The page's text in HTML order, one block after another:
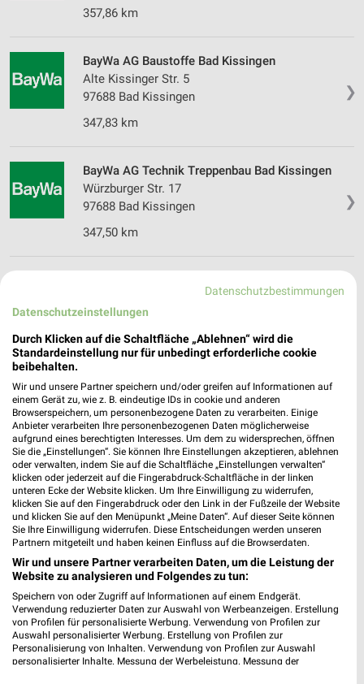
357,86 km
❯
BayWa AG Baustoffe Bad Kissingen
Alte Kissinger Str. 5
97688 Bad Kissingen
347,83 km
❯
BayWa AG Technik Treppenbau Bad Kissingen
Würzburger Str. 17
97688 Bad Kissingen
347,50 km
97688 Bad Kissingen
Heute 08:00 - 20:00 Uhr | Geöffnet
BayWa AG Technik Servicezentrum Schonungen
An der Kemenate 1
97453 Schonungen
343,21 km
Sonderpreis Baumarkt Hammelburg
Fuldaer Str. 4
97762 Hammelburg
361,90 km • Angebote: 2 Prospekte
BayWa AG Agrar Vertriebsstandort Hammelburg
Datenschutzbestimmungen
Datenschutzeinstellungen
Durch Klicken auf die Schaltfläche „Ablehnen“ wird die
Standardeinstellung nur für unbedingt erforderliche cookie
beibehalten.
Wir und unsere Partner speichern und/oder greifen auf Informationen auf
einem Gerät zu, wie z. B. eindeutige IDs in cookie und anderen
Browserspeichern, um personenbezogene Daten zu verarbeiten. Einige
Anbieter verarbeiten Ihre personenbezogenen Daten möglicherweise
aufgrund eines berechtigten Interesses. Um dem zu widersprechen, öffnen
Sie die „Einstellungen“. Sie können Ihre Einstellungen akzeptieren, ablehnen
oder verwalten, indem Sie auf die Schaltfläche „Einstellungen verwalten“
klicken oder jederzeit auf die Fingerabdruck-Schaltfläche in der linken
unteren Ecke der Website klicken. Um Ihre Einwilligung zu widerrufen,
klicken Sie auf den Fingerabdruck oder den Link in der Fußzeile der Website
und klicken Sie auf den Menüpunkt „Meine Daten“. Auf dieser Seite können
Sie Ihre Einwilligung widerrufen. Diese Entscheidungen werden unseren
Partnern mitgeteilt und haben keinen Einfluss auf die Browserdaten.
Wir und unsere Partner verarbeiten Daten, um die Leistung der
Website zu analysieren und Folgendes zu tun:
Speichern von oder Zugriff auf Informationen auf einem Endgerät.
Verwendung reduzierter Daten zur Auswahl von Werbeanzeigen. Erstellung
von Profilen für personalisierte Werbung. Verwendung von Profilen zur
Auswahl personalisierter Werbung. Erstellung von Profilen zur
Personalisierung von Inhalten. Verwendung von Profilen zur Auswahl
personalisierter Inhalte. Messung der Werbeleistung. Messung der